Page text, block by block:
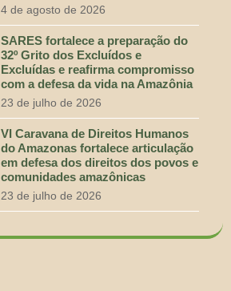
4 de agosto de 2026
SARES fortalece a preparação do
32º Grito dos Excluídos e
Excluídas e reafirma compromisso
com a defesa da vida na Amazônia
23 de julho de 2026
VI Caravana de Direitos Humanos
do Amazonas fortalece articulação
em defesa dos direitos dos povos e
comunidades amazônicas
23 de julho de 2026